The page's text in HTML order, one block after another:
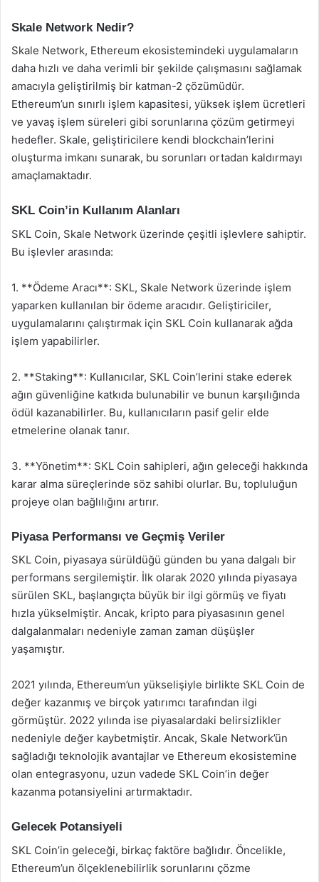
Skale Network Nedir?
Skale Network, Ethereum ekosistemindeki uygulamaların
daha hızlı ve daha verimli bir şekilde çalışmasını sağlamak
amacıyla geliştirilmiş bir katman-2 çözümüdür.
Ethereum’un sınırlı işlem kapasitesi, yüksek işlem ücretleri
ve yavaş işlem süreleri gibi sorunlarına çözüm getirmeyi
hedefler. Skale, geliştiricilere kendi blockchain’lerini
oluşturma imkanı sunarak, bu sorunları ortadan kaldırmayı
amaçlamaktadır.
SKL Coin’in Kullanım Alanları
SKL Coin, Skale Network üzerinde çeşitli işlevlere sahiptir.
Bu işlevler arasında:
1. **Ödeme Aracı**: SKL, Skale Network üzerinde işlem
yaparken kullanılan bir ödeme aracıdır. Geliştiriciler,
uygulamalarını çalıştırmak için SKL Coin kullanarak ağda
işlem yapabilirler.
2. **Staking**: Kullanıcılar, SKL Coin’lerini stake ederek
ağın güvenliğine katkıda bulunabilir ve bunun karşılığında
ödül kazanabilirler. Bu, kullanıcıların pasif gelir elde
etmelerine olanak tanır.
3. **Yönetim**: SKL Coin sahipleri, ağın geleceği hakkında
karar alma süreçlerinde söz sahibi olurlar. Bu, topluluğun
projeye olan bağlılığını artırır.
Piyasa Performansı ve Geçmiş Veriler
SKL Coin, piyasaya sürüldüğü günden bu yana dalgalı bir
performans sergilemiştir. İlk olarak 2020 yılında piyasaya
sürülen SKL, başlangıçta büyük bir ilgi görmüş ve fiyatı
hızla yükselmiştir. Ancak, kripto para piyasasının genel
dalgalanmaları nedeniyle zaman zaman düşüşler
yaşamıştır.
2021 yılında, Ethereum’un yükselişiyle birlikte SKL Coin de
değer kazanmış ve birçok yatırımcı tarafından ilgi
görmüştür. 2022 yılında ise piyasalardaki belirsizlikler
nedeniyle değer kaybetmiştir. Ancak, Skale Network’ün
sağladığı teknolojik avantajlar ve Ethereum ekosistemine
olan entegrasyonu, uzun vadede SKL Coin’in değer
kazanma potansiyelini artırmaktadır.
Gelecek Potansiyeli
SKL Coin’in geleceği, birkaç faktöre bağlıdır. Öncelikle,
Ethereum’un ölçeklenebilirlik sorunlarını çözme